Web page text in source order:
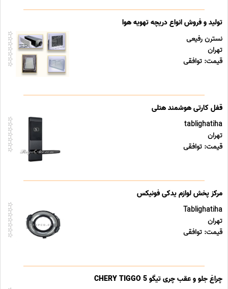
تولید و فروش انواع دریچه تهویه هوا
نسترن رفیعی
تهران
قیمت: توافقی
قفل کارتی هوشمند هتلی
tablighatiha
تهران
قیمت: توافقی
مرکز پخش لوازم یدکی فونیکس
Tablighatiha
تهران
قیمت: توافقی
چراغ جلو و عقب چری تیگو CHERY TIGGO 5